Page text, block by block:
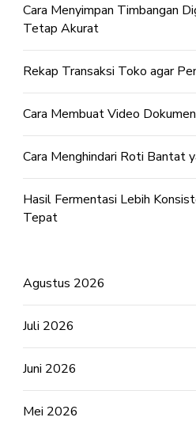
Cara Menyimpan Timbangan
Tetap Akurat
Rekap Transaksi Toko agar
Cara Membuat Video
Cara Menghindari Roti Bantat
Hasil Fermentasi Lebih
Tepat
Agustus 2026
Juli 2026
Juni 2026
Mei 2026